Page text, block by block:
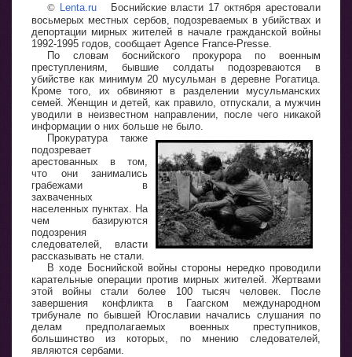
© Lenta.ruБоснийские власти 17 октября арестовали
восьмерых местных сербов, подозреваемых в убийствах и
депортации мирных жителей в начале гражданской войны
1992-1995 годов, сообщает Agence France-Presse.
По словам боснийского прокурора по военным
преступлениям, бывшие солдаты подозреваются в
убийстве как минимум 20 мусульман в деревне Рогатица.
Кроме того, их обвиняют в разделении мусульманских
семей. Женщин и детей, как правило, отпускали, а мужчин
уводили в неизвестном направлении, после чего никакой
информации о них больше не было.
Прокуратура также
подозревает
арестованных в том,
что они занимались
грабежами в
захваченных
населенных пунктах. На
чем базируются
подозрения
следователей, власти
рассказывать не стали.
В ходе Боснийской войны стороны нередко проводили
карательные операции против мирных жителей. Жертвами
этой войны стали более 100 тысяч человек. После
завершения конфликта в Гаагском международном
трибунале по бывшей Югославии начались слушания по
делам предполагаемых военных преступников,
большинство из которых, по мнению следователей,
являются сербами.